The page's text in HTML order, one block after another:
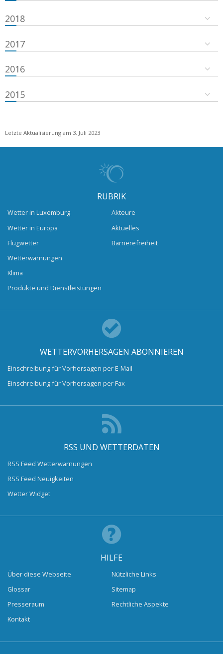
2018
2017
2016
2015
Letzte Aktualisierung am 3. Juli 2023
RUBRIK
Wetter in Luxemburg
Wetter in Europa
Flugwetter
Wetterwarnungen
Klima
Produkte und Dienstleistungen
Akteure
Aktuelles
Barrierefreiheit
WETTERVORHERSAGEN ABONNIEREN
Einschreibung für Vorhersagen per E-Mail
Einschreibung für Vorhersagen per Fax
RSS UND WETTERDATEN
RSS Feed Wetterwarnungen
RSS Feed Neuigkeiten
Wetter Widget
HILFE
Über diese Webseite
Glossar
Presseraum
Kontakt
Nützliche Links
Sitemap
Rechtliche Aspekte